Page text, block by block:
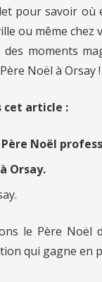
pour savoir où
ou même
moments
Noël à Orsay !
cet article :
Noël
Orsay.
le Père Noël
qui gagne en